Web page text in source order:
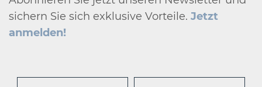
sichern Sie sich exklusive Vorteile. Jetzt
anmelden!